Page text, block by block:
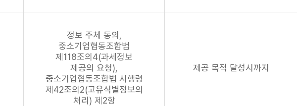
정보 주체 동의,
중소기업협동조합법
제118조의4(과세정보
제공의 요청),
중소기업협동조합법 시행령
제42조의2(고유식별정보의
처리) 제2항
제공 목적 달성시까지